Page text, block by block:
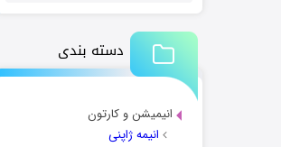
دسته بندی
انیمیشن و کارتون
انیمه ژاپنی